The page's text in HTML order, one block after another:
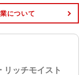
について
リッチモイスト